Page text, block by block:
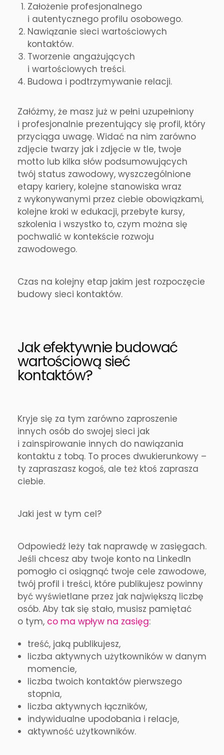
Założenie profesjonalnego
i autentycznego profilu osobowego.
Nawiązanie sieci wartościowych
kontaktów.
Tworzenie angażujących
i wartościowych treści.
Budowa i podtrzymywanie relacji.
Załóżmy, że masz już w pełni uzupełniony
i profesjonalnie prezentujący się profil, który
przyciąga uwagę. Widać na nim zarówno
zdjęcie twarzy jak i zdjęcie w tle, twoje
motto lub kilka słów podsumowujących
twój status zawodowy, wyszczególnione
etapy kariery, kolejne stanowiska wraz
z wykonywanymi przez ciebie obowiązkami,
kolejne kroki w edukacji, przebyte kursy,
szkolenia i wszystko to, czym można się
pochwalić w kontekście rozwoju
zawodowego.
Czas na kolejny etap jakim jest rozpoczęcie
budowy sieci kontaktów.
Jak efektywnie budować
wartościową sieć
kontaktów?
Kryje się za tym zarówno zaproszenie
innych osób do swojej sieci jak
i zainspirowanie innych do nawiązania
kontaktu z tobą. To proces dwukierunkowy –
ty zapraszasz kogoś, ale też ktoś zaprasza
ciebie.
Jaki jest w tym cel?
Odpowiedź leży tak naprawdę w zasięgach.
Jeśli chcesz aby twoje konto na LinkedIn
pomogło ci osiągnąć twoje cele zawodowe,
twój profil i treści, które publikujesz powinny
być wyświetlane przez jak największą liczbę
osób. Aby tak się stało, musisz pamiętać
o tym, co ma wpływ na zasięg:
treść, jaką publikujesz,
liczba aktywnych użytkowników w danym
momencie,
liczba twoich kontaktów pierwszego
stopnia,
liczba aktywnych łączników,
indywidualne upodobania i relacje,
aktywność użytkowników.